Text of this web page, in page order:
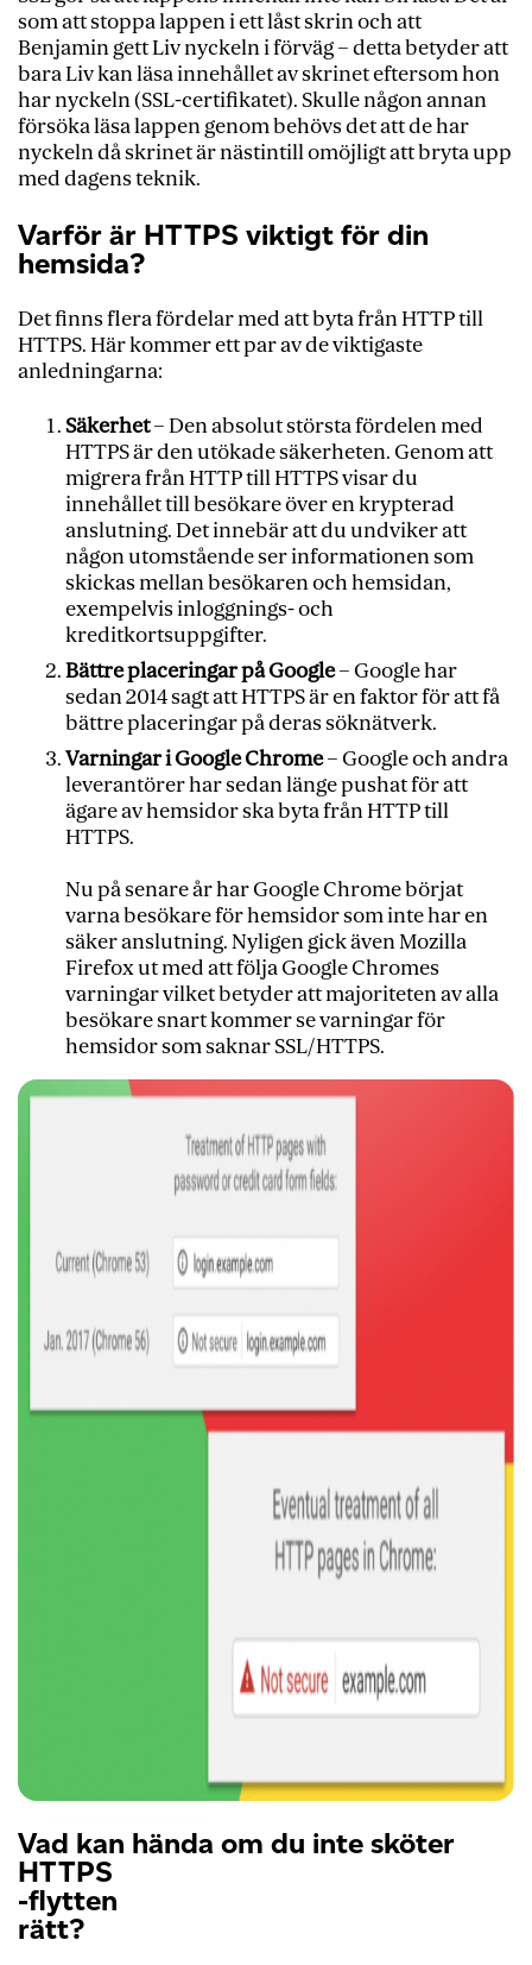
som att stoppa lappen i ett låst skrin och att
Benjamin gett Liv nyckeln i förväg – detta betyder att
bara Liv kan läsa innehållet av skrinet eftersom hon
har nyckeln (SSL-certifikatet). Skulle någon annan
försöka läsa lappen genom behövs det att de har
nyckeln då skrinet är nästintill omöjligt att bryta upp
med dagens teknik.
Varför är HTTPS viktigt för din
hemsida?
Det finns flera fördelar med att byta från HTTP till
HTTPS. Här kommer ett par av de viktigaste
anledningarna:
Säkerhet– Den absolut största fördelen med
HTTPS är den utökade säkerheten. Genom att
migrera från HTTP till HTTPS visar du
innehållet till besökare över en krypterad
anslutning. Det innebär att du undviker att
någon utomstående ser informationen som
skickas mellan besökaren och hemsidan,
exempelvis inloggnings- och
kreditkortsuppgifter.
Bättre placeringar på Google– Google har
sedan 2014 sagt att HTTPS är en faktor för att få
bättre placeringar på deras söknätverk.
Varningar i Google Chrome– Google och andra
leverantörer har sedan länge pushat för att
ägare av hemsidor ska bytafrån HTTPtill
HTTPS.
Nu på senare år har Google Chrome börjat
varna besökare för hemsidor som inte har en
säker anslutning. Nyligen gick även Mozilla
Firefox ut med att följa Google Chromes
varningar vilket betyder att majoriteten av alla
besökare snart kommer se varningar för
hemsidor som saknar SSL/HTTPS.
Vad kan hända om du inte sköter
HTTPS
-flytten
rätt?